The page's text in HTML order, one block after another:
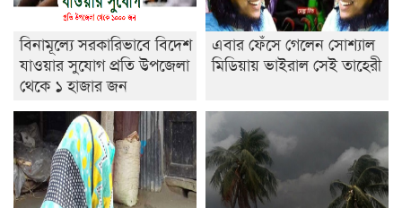
বিনামূল্যে সরকারিভাবে বিদেশ
যাওয়ার সুযোগ প্রতি উপজেলা
থেকে ১ হাজার জন
এবার ফেঁসে গেলেন সোশ্যাল
মিডিয়ায় ভাইরাল সেই তাহেরী